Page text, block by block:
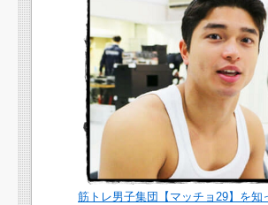
筋トレ男子集団【マッチョ29】を知